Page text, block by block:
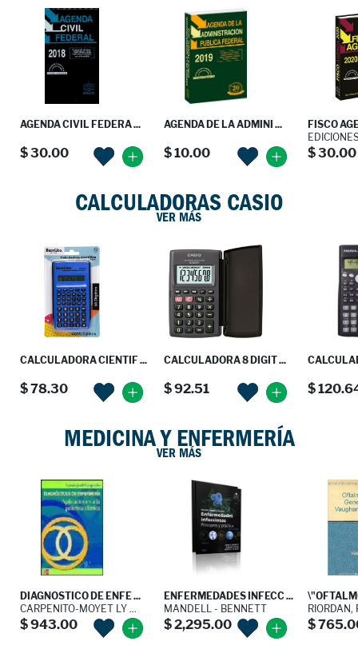
AGENDA CIVIL FEDERA ...
$ 30.00
AGENDA DE LA ADMINI ...
$ 10.00
FISCO
$ 30.00
CALCULADORAS CASIO
VER MÁS
CALCULADORA CIENTIF ...
$ 78.30
CALCULADORA 8 DIGIT ...
$ 92.51 $
MEDICINA Y ENFERMERÍA
VER MÁS
DIAGNOSTICO DE ENFE ...
CARPENITO-MOYET LY ...
$ 943.00
ENFERMEDADES INFECC ...
MANDELL - BENNETT
$ 2,295.00
RIORDAN,
$